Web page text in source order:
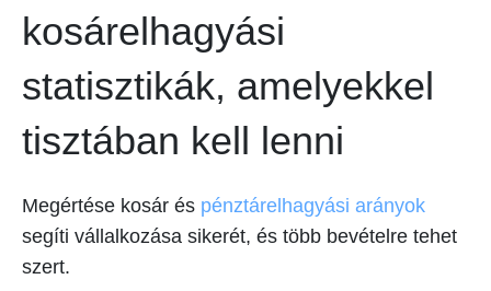
kosárelhagyási
statisztikák, amelyekkel
tisztában kell lenni
Megértése kosár és pénztárelhagyási arányok
segíti vállalkozása sikerét, és több bevételre tehet
szert.